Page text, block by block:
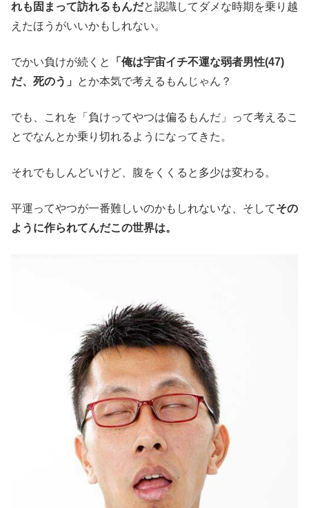
れも固まって訪れるもんだと認識してダメな時期を乗り越
えたほうがいいかもしれない。
でかい負けが続くと
「俺は宇宙イチ不運な弱者男性(47)
だ、死のう」
とか本気で考えるもんじゃん？
でも、これを「負けってやつは偏るもんだ」って考えるこ
とでなんとか乗り切れるようになってきた。
それでもしんどいけど、腹をくくると多少は変わる。
平運ってやつが一番難しいのかもしれないな、そしてその
ように作られてんだこの世界は。